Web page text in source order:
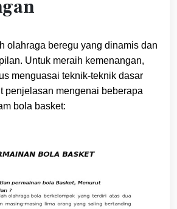
olahraga beregu yang dinamis dan
Untuk meraih kemenangan,
menguasai teknik-teknik dasar
penjelasan mengenai beberapa
bola basket: